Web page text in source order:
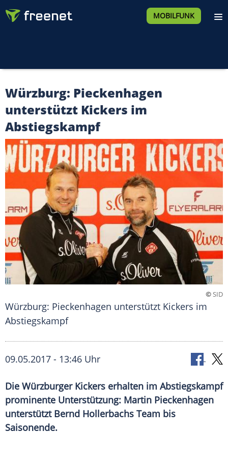
MOBILFUNK
Würzburg: Pieckenhagen
unterstützt Kickers im
Abstiegskampf
©SID
Würzburg: Pieckenhagen unterstützt Kickers im
Abstiegskampf
09.05.2017 - 13:46 Uhr
Die Würzburger Kickers erhalten im Abstiegskampf
prominente Unterstützung: Martin Pieckenhagen
unterstützt Bernd Hollerbachs Team bis
Saisonende.